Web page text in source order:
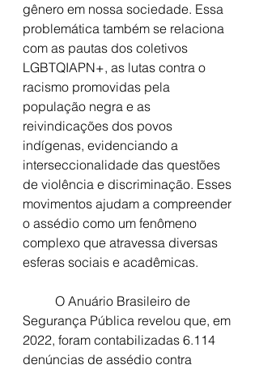
gênero em nossa sociedade. Essa
problemática também se relaciona
com as pautas dos coletivos
LGBTQIAPN+, as lutas contra o
racismo promovidas pela
população negra e as
reivindicações dos povos
indígenas, evidenciando a
interseccionalidade das questões
de violência e discriminação. Esses
movimentos ajudam a compreender
o assédio como um fenômeno
complexo que atravessa diversas
esferas sociais e acadêmicas.
Segurança Pública revelou que, em
2022, foram contabilizadas 6.114
denúncias de assédio contra